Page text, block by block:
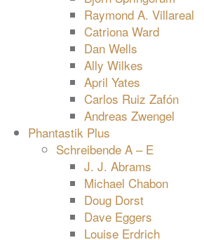
Raymond A. Villareal
Catriona Ward
Dan Wells
Ally Wilkes
April Yates
Carlos Ruiz Zafón
Andreas Zwengel
Phantastik Plus
Schreibende A – E
J. J. Abrams
Michael Chabon
Doug Dorst
Dave Eggers
Louise Erdrich